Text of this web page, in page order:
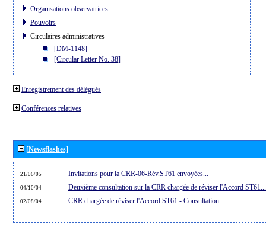
Organisations observatrices
Pouvoirs
Circulaires administratives
[DM-1148]
[Circular Letter No. 38]
Enregistrement des délégués
Conférences relatives
[Newsflashes]
21/06/05 Invitations pour la CRR-06-Rév.ST61 envoyées...
04/10/04 Deuxième consultation sur la CRR chargée de réviser l'Accord ST61...
02/08/04 CRR chargée de réviser l'Accord ST61 - Consultation